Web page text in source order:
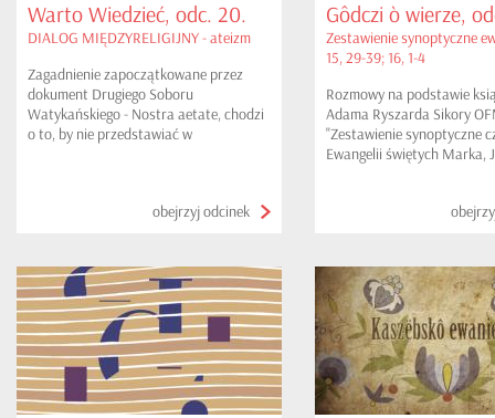
Warto Wiedzieć, odc. 20.
DIALOG MIĘDZYRELIGIJNY - ateizm
Zagadnienie zapoczątkowane przez
dokument Drugiego Soboru
Watykańskiego - Nostra aetate, chodzi
o to, by nie przedstawiać w
przekonaniom. W tym odcinku ateizm.
obejrzyj odcinek
Gôdczi ò wierze,
Zestawienie synoptyczne
15, 29-39; 16, 1-4
Rozmowy na podstawie
Adama Ryszarda Sikory
"Zestawienie synoptyczne
Ewangelii świętych Marka,
Uzdrowienia nad jeziorem;